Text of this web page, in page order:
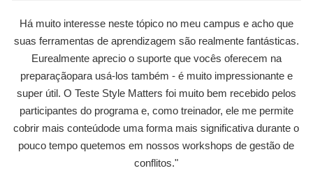
Há muito interesse neste tópico no meu campus e acho que
suas ferramentas de aprendizagem são realmente fantásticas.
Eurealmente aprecio o suporte que vocês oferecem na
preparaçãopara usá-los também - é muito impressionante e
super útil. O Teste Style Matters foi muito bem recebido pelos
participantes do programa e, como treinador, ele me permite
cobrir mais conteúdode uma forma mais significativa durante o
pouco tempo quetemos em nossos workshops de gestão de
conflitos."